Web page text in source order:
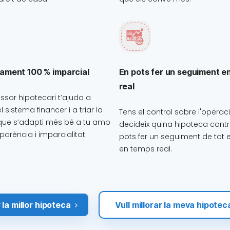
100 % imparcial
hipotecari t’ajuda a
sistema financer i a triar la
s’adapti més bé a tu amb
i imparcialitat.
En pots fer un seguiment
real
Tens el control sobre
decideix quina hipoteca
pots fer un seguiment de tot
en temps real.
millor hipoteca Vull millorar la meva